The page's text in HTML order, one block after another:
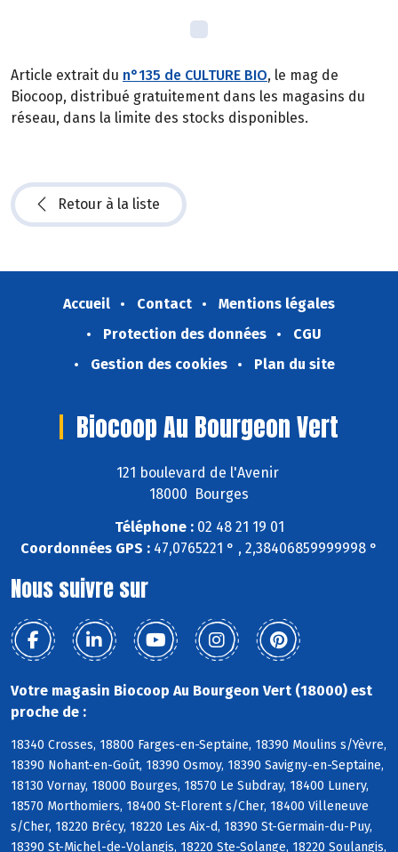
Article extrait du n°135 de CULTURE BIO, le mag de
Biocoop, distribué gratuitement dans les magasins du
réseau, dans la limite des stocks disponibles.
Retour à la liste
Accueil Contact
Mentions légales
Protection des données
CGU
Gestion des cookies
Plan du site
Biocoop Au Bourgeon Vert
121 boulevard de l'Avenir
18000 Bourges
Téléphone :02 48 21 19 01
Coordonnées GPS : 47,0765221 ° , 2,38406859999998 °
Nous suivre sur
Votre magasin Biocoop Au Bourgeon Vert (18000) est
proche de :
18340 Crosses, 18800 Farges-en-Septaine, 18390 Moulins s/Yèvre,
18390 Nohant-en-Goût, 18390 Osmoy, 18390 Savigny-en-Septaine,
18130 Vornay, 18000 Bourges, 18570 Le Subdray, 18400 Lunery,
18570 Morthomiers, 18400 St-Florent s/Cher, 18400 Villeneuve
s/Cher, 18220 Brécy, 18220 Les Aix-d, 18390 St-Germain-du-Puy,
18390 St-Michel-de-Volangis, 18220 Ste-Solange, 18220 Soulangis,